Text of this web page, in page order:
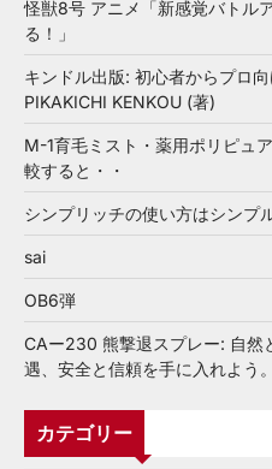
怪獣8号 アニメ「新感覚バトル
る！」
キンドル出版: 初心者からプロ
PIKAKICHI KENKOU (著)
M-1育毛ミスト・薬用ポリピュ
較すると・・
シンプリッチの使い方はシンプ
sai
OB6弾
CAー230 熊撃退スプレー: 自然
遇、安全と信頼を手に入れよう。
カテゴリー